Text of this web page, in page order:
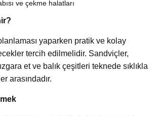
ve çekme halatları
yaparken pratik ve kolay
tercih edilmelidir. Sandviçler,
et ve balık çeşitleri teknede sıklıkla
arasındadır.